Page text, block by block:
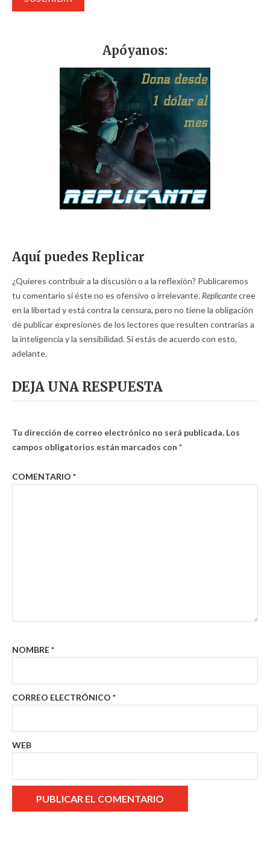
Apóyanos:
Aquí puedes Replicar
¿Quieres contribuir a la discusión o a la reflexión? Publicaremos
tu comentario si éste no es ofensivo o irrelevante. Replicantecree
en la libertad y está contra la censura, pero no tiene la obligación
de publicar expresiones de los lectores que resulten contrarias a
la inteligencia y la sensibilidad. Si estás de acuerdo con esto,
adelante.
DEJA UNA RESPUESTA
Tu dirección de correo electrónico no será publicada. Los
campos obligatorios están marcados con *
COMENTARIO *
NOMBRE*
CORREO ELECTRÓNICO *
WEB